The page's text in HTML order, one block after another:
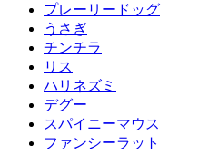
プレーリードッグ
うさぎ
チンチラ
リス
ハリネズミ
デグー
スパイニーマウス
ファンシーラット